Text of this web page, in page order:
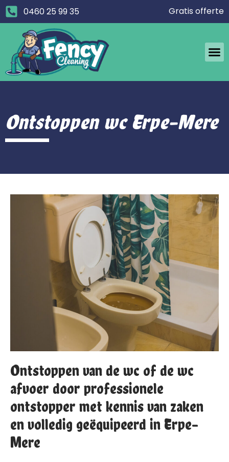
0460 25 99 35 Gratis offerte
Ontstoppen wc Erpe-Mere
Ontstoppen van de wc of de wc
afvoer door professionele
ontstopper met kennis van zaken
en volledig geëquipeerd in Erpe-
Mere